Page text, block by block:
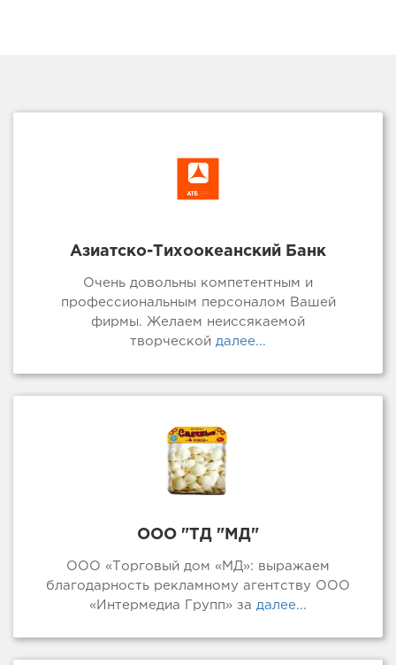
Азиатско-Тихоокеанский Банк
Очень довольны компетентным и
профессиональным персоналом Вашей
фирмы. Желаем неиссякаемой
творческой далее...
ООО "ТД "МД"
ООО «Торговый дом «МД»: выражаем
благодарность рекламному агентству ООО
«Интермедиа Групп» за далее...